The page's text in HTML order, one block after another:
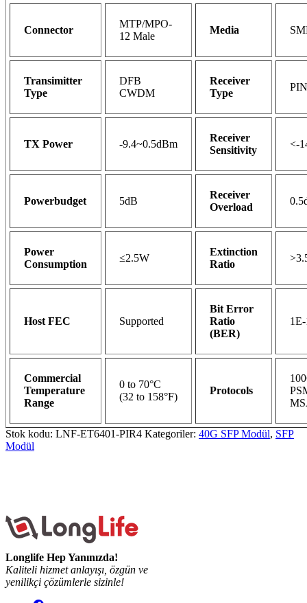
Connector
MTP/MPO-
12 Male
Media
Transimitter
Type
DFB
CWDM
Receiver
Type
PIN
TX Power -9.4~0.5dBm
Receiver
Sensitivity
<-
Powerbudget 5dB
Receiver
Overload
Power
Consumption
≤2.5W
Extinction
Ratio
Host FEC Supported
Bit Error
Ratio
(BER)
Commercial
Temperature
Range
0 to 70°C
(32 to 158°F)
Protocols
Stok kodu: LNF-ET6401-PIR4 Kategoriler: 40G SFP Modül, SFP
Modül
Longlife Hep Yanınızda!
Kaliteli hizmet anlayışı, özgün ve
yenilikçi çözümlerle sizinle!